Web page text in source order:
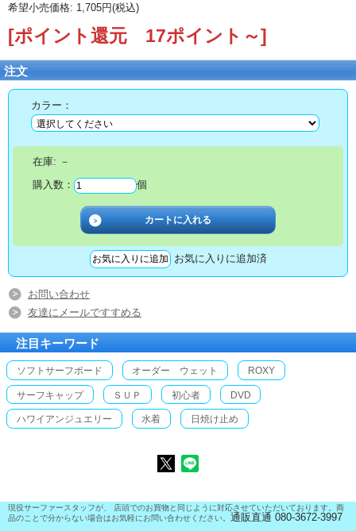
希望小売価格: 1,705円(税込)
[ポイント還元 17ポイント～]
注文
カラー：
在庫: －
購入数：
個
お気に入りに追加済
お問い合わせ
友達にメールですすめる
注目キーワード
ソフトサーフボード オーダー ウェット ROXY
サーフキャップ ＳＵＰ 初心者 DVD
ハワイアンジュエリー 水着 日焼け止め
現役サーファースタッフが、 店頭でのお買物と同じように対応させていただいております。商
品のことで分からない場合はお気軽にお問い合わせください。 通販直通 080-3672-3997